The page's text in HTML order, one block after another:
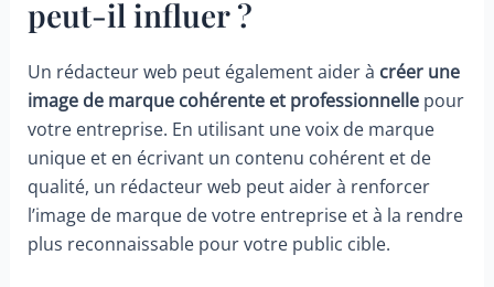
peut-il influer ?
Un rédacteur web peut également aider à créer une
image de marque cohérente et professionnellepour
votre entreprise. En utilisant une voix de marque
unique et en écrivant un contenu cohérent et de
qualité, un rédacteur web peut aider à renforcer
l’image de marque de votre entreprise et à la rendre
plus reconnaissable pour votre public cible.